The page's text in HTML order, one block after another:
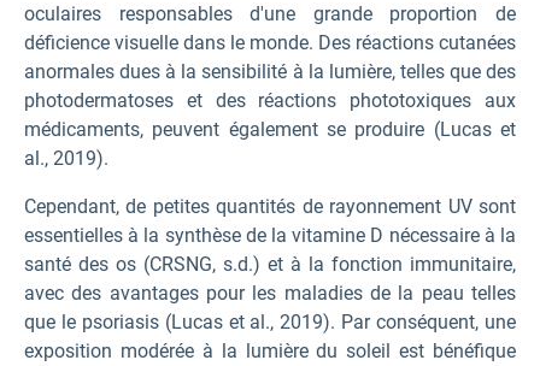
oculaires responsables d'une grande proportion de
déficience visuelle dans le monde. Des réactions cutanées
anormales dues à la sensibilité à la lumière, telles que des
photodermatoses et des réactions phototoxiques aux
médicaments, peuvent également se produire (Lucas et
al., 2019).
Cependant, de petites quantités de rayonnement UV sont
essentielles à la synthèse de la vitamine D nécessaire à la
santé des os (CRSNG, s.d.) et à la fonction immunitaire,
avec des avantages pour les maladies de la peau telles
que le psoriasis (Lucas et al., 2019). Par conséquent, une
exposition modérée à la lumière du soleil est bénéfique